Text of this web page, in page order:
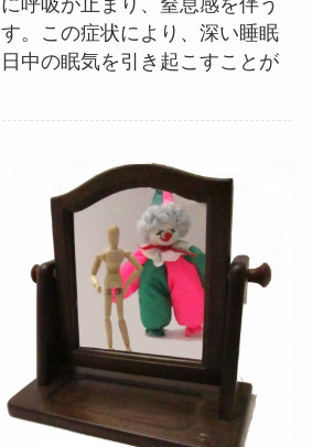
呼吸が止まり、窒息感を伴う
。この症状により、深い睡眠
中の眠気を引き起こすことが